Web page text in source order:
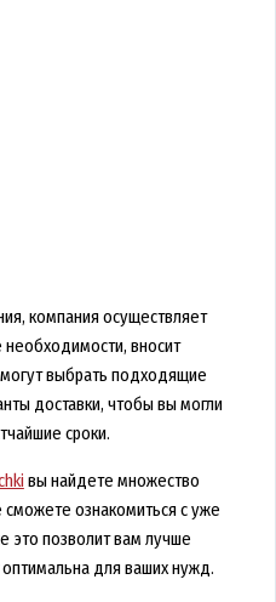
компания осуществляет
необходимости, вносит
выбрать подходящие
доставки, чтобы вы могли
сроки.
вы найдете множество
сможете ознакомиться с уже
это позволит вам лучше
для ваших нужд.